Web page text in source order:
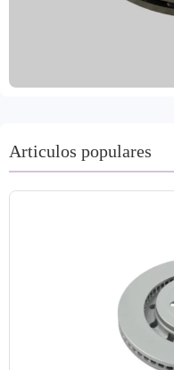
hostiles. Nuestros
hierro gris y GG20,
mark. Ofrecemos
dos años y una
servicio posventa sin
Articulos populares